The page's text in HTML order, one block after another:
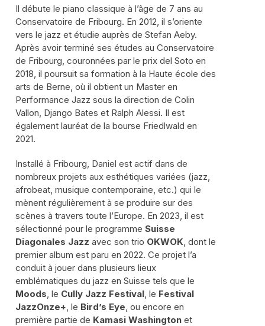
Il débute le piano classique à l’âge de 7 ans au
Conservatoire de Fribourg. En 2012, il s’oriente
vers le jazz et étudie auprès de Stefan Aeby.
Après avoir terminé ses études au Conservatoire
de Fribourg, couronnées par le prix del Soto en
2018, il poursuit sa formation à la Haute école des
arts de Berne, où il obtient un Master en
Performance Jazz sous la direction de Colin
Vallon, Django Bates et Ralph Alessi. Il est
également lauréat de la bourse Friedlwald en
2021.
Installé à Fribourg, Daniel est actif dans de
nombreux projets aux esthétiques variées (jazz,
afrobeat, musique contemporaine, etc.) qui le
mènent régulièrement à se produire sur des
scènes à travers toute l’Europe. En 2023, il est
sélectionné pour le programmeSuisse
Diagonales Jazz avec son trio OKWOK , dont le
premier album est paru en 2022. Ce projet l’a
conduit à jouer dans plusieurs lieux
emblématiques du jazz en Suisse tels que le
Moods , le Cully Jazz Festival , le Festival
JazzOnze+ , le Bird’s Eye , ou encore en
première partie de Kamasi Washington et